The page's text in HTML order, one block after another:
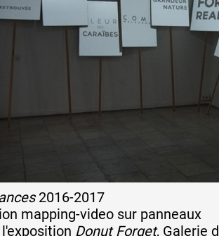
Événements
1% œuvres
public
2016-2017
mapping-video sur panneaux
Donut Forget, Galerie